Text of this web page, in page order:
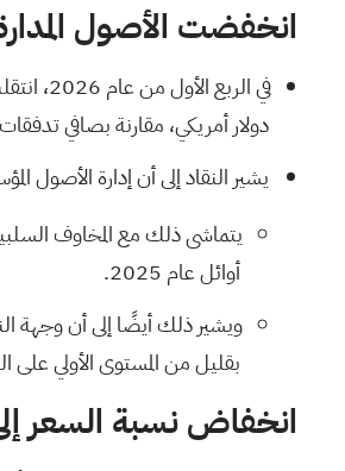
انخفضت الأصول
دولار أمريكي، مقارنة بصافي تدفقات خارجة أكبر بكثير بلغت 9.6 مليار دولار أمريكي في الربع
يشير النقاد إلى أن إدارة الأصول
أوائل عام 2025.
ويشير ذلك أيضًا إلى أن وجهة
بقليل من المستوى الأولي
انخفاض نسبة السعر